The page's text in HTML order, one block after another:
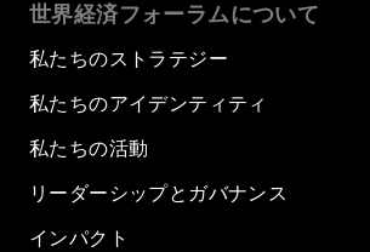
世界経済フォーラムについて
私たちのストラテジー
私たちのアイデンティティ
私たちの活動
リーダーシップとガバナンス
インパクト